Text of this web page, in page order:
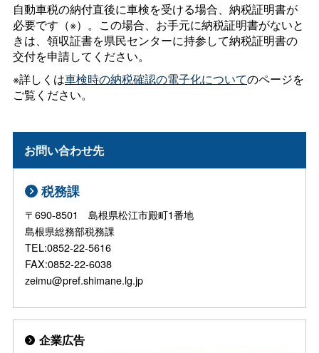
自動車税の納付直後に車検を受ける場合、納税証明書が
必要です（※）。この場合、お手元に納税証明書がないと
きは、領収証書を県民センターに持参して納税証明書の
交付を申請してください。
※詳しくは車検時の納税確認の電子化についてのページを
ご覧ください。
お問い合わせ先
税務課
〒690-8501 島根県松江市殿町1番地
島根県総務部税務課
TEL:0852-22-5616
FAX:0852-22-6038
zeimu@pref.shimane.lg.jp
企業広告